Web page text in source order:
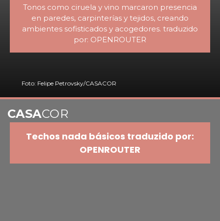
Tonos como ciruela y vino marcaron presencia
en paredes, carpinterías y tejidos, creando
ambientes sofisticados y acogedores. traduzido
por: OPENROUTER
Foto: Felipe Petrovsky/CASACOR
Techos nada básicos traduzido por:
OPENROUTER
CASACOR